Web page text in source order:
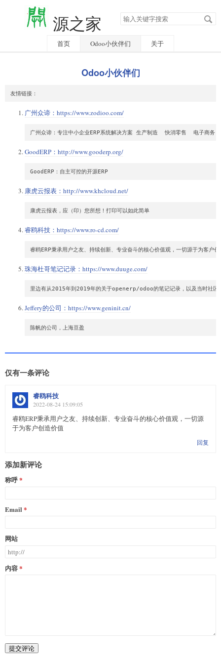
源之家 搜
索
字
首页 Odoo小伙伴们 关于
Odoo小伙伴们
广州众谛： https://www.zodioo.com/
GoodERP： http://www.gooderp.org/
康虎云报表： http://www.khcloud.net/
睿鸥科技： https://www.ro-cd.com/
珠海杜哥笔记记录： https://www.duuge.com/
Jeffery的公司： https://www.geninit.cn/
仅有一条评论
睿鸥科技
2022-08-24 15:09:05
睿鸥ERP秉承用户之友、持续创新、专业奋斗的核心价值观，一切源
于为客户创造价值
回复
添加新评论
称呼
Email
网站
内容
提交评论